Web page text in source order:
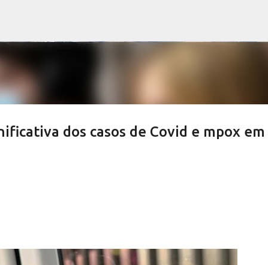
dos casos de Covid e mpox em